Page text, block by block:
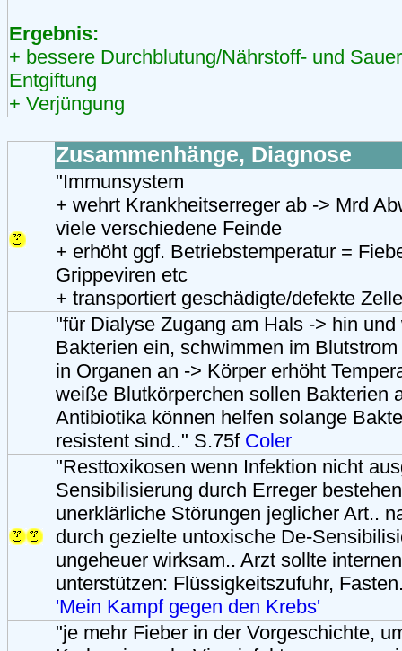
Ergebnis:
+ bessere Durchblutung/Nährstoff- und
Entgiftung
+ Verjüngung
Zusammenhänge, Diagnose
"Immunsystem
+ wehrt Krankheitserreger ab -> Mrd
viele verschiedene Feinde
+ erhöht ggf. Betriebstemperatur =
Grippeviren etc
+ transportiert geschädigte/defekte
"für Dialyse Zugang am Hals -> hin
Bakterien ein, schwimmen im
in Organen an -> Körper erhöht
weiße Blutkörperchen sollen Bakterien
Antibiotika können helfen solange
resistent sind.." S.75f Coler
"Resttoxikosen wenn Infektion nicht
Sensibilisierung durch Erreger
unerklärliche Störungen jeglicher Art..
durch gezielte untoxische De-
ungeheuer wirksam.. Arzt sollte
unterstützen: Flüssigkeitszufuhr,
'Mein Kampf gegen den Krebs'
"je mehr Fieber in der Vorgeschichte,